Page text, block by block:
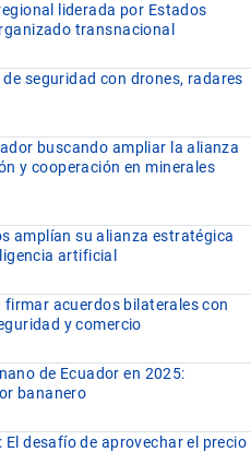
liderada por Estados
transnacional
seguridad con drones, radares
buscando ampliar la alianza
y cooperación en minerales
amplían su alianza estratégica
artificial
acuerdos bilaterales con
y comercio
de Ecuador en 2025:
bananero
desafío de aprovechar el precio